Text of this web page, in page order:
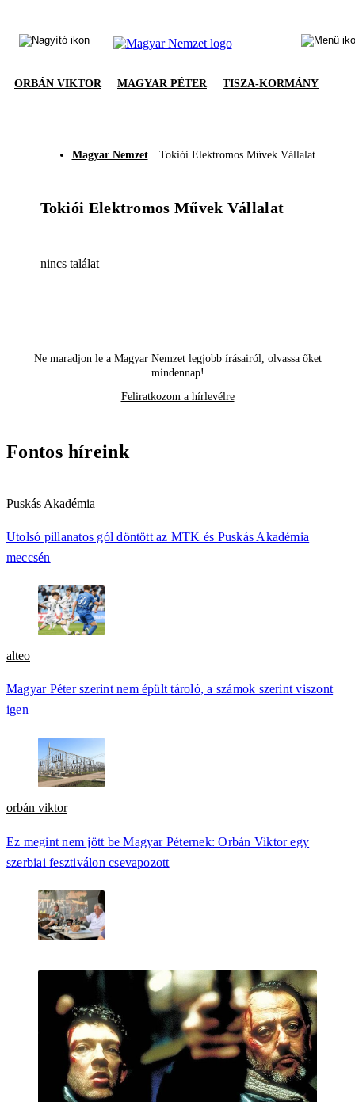
ORBÁN VIKTOR MAGYAR PÉTER TISZA-KORMÁNY
Magyar Nemzet Tokiói Elektromos Művek Vállalat
Tokiói Elektromos Művek Vállalat
nincs találat
Ne maradjon le a Magyar Nemzet legjobb írásairól, olvassa őket
mindennap!
Feliratkozom a hírlevélre
Fontos híreink
Puskás Akadémia
Utolsó pillanatos gól döntött az MTK és Puskás Akadémia
meccsén
alteo
Magyar Péter szerint nem épült tároló, a számok szerint viszont
igen
orbán viktor
Ez megint nem jött be Magyar Péternek: Orbán Viktor egy
szerbiai fesztiválon csevapozott